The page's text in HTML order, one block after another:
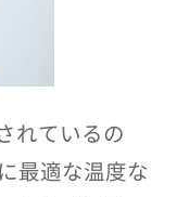
れているの
最適な温度な